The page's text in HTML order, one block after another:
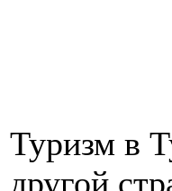
Туризм в
другой